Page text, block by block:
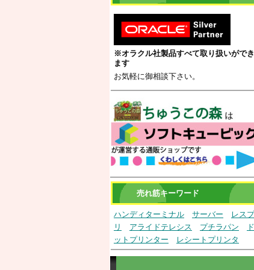
※オラクル社製品すべて取り扱いができ
ます
お気軽に御相談下さい。
売れ筋キーワード
ハンディターミナル サーバー
レスプ
リ
アライドテレシス プチラパン
ド
ットプリンター
レシートプリンタ